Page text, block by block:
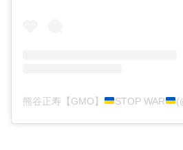
熊谷正寿【GMO】 STOP WAR